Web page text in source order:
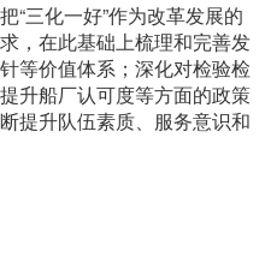
“三化一好”作为改革发展的
，在此基础上梳理和完善发
等价值体系；深化对检验检
升船厂认可度等方面的政策
提升队伍素质、服务意识和